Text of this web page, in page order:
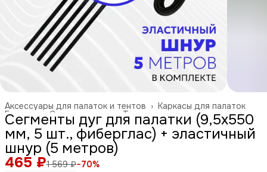
Каркасы для палаток
Аксессуары для палаток и тентов ›
Туризм и отдых на природе ›
Спорт и отдых ›
Главная ›
Сегменты дуг для палатки (9,5х550
мм, 5 шт., фиберглас) + эластичный
шнур (5 метров)
465 ₽1 569 ₽−70%